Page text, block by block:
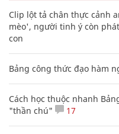
Clip lột tả chân thực cảnh
mèo', người tinh ý còn
con
Bảng công thức đạo hàm
Cách học thuộc nhanh
"thần chú"
17